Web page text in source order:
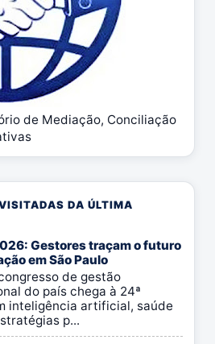
de Mediação, Conciliação
DA ÚLTIMA
Gestores traçam o futuro
em São Paulo
de gestão
do país chega à 24ª
inteligência artificial, saúde
p...